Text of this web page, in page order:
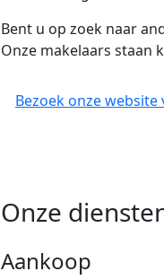
Bent u op zoek naar
Onze makelaars staan
Bezoek onze
Onze
Aankoop